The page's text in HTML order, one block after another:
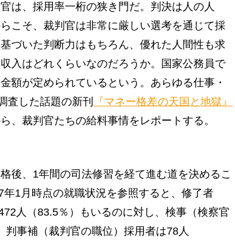
は、採用率一桁の狭き門だ。判決は人の人
こそ、裁判官は非常に厳しい選考を通じて採
づいた判断力はもちろん、優れた人間性も求
入はどれくらいなのだろうか。国家公務員で
額が定められているという。あらゆる仕事・
査した話題の新刊
『マネー格差の天国と地獄』
、裁判官たちの給料事情をレポートする。
後、1年間の司法修習を経て進む道を決めるこ
1月時点の就職状況を参照すると、修了者
人（83.5％）もいるのに対し、検事（検察官
事補（裁判官の職位）採用者は78人